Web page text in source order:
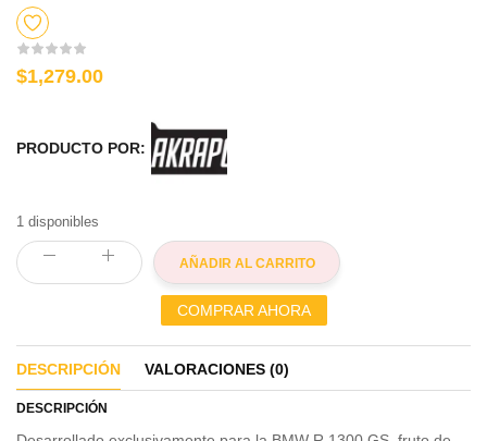
$1,279.00
PRODUCTO POR:
1 disponibles
AÑADIR AL CARRITO
COMPRAR AHORA
DESCRIPCIÓN VALORACIONES (0)
DESCRIPCIÓN